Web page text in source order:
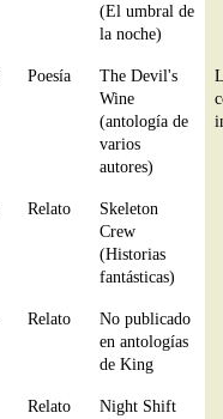
(El umbral de
la noche)
Poesía
The Devil's
Wine
(antología de
varios
autores)
Relato
Skeleton
Crew
(Historias
fantásticas)
Relato
No publicado
en antologías
de King
Relato
Night Shift